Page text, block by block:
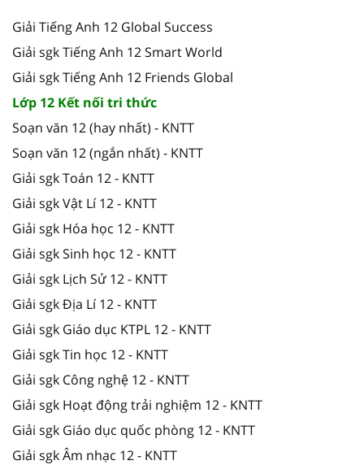
Giải Tiếng Anh 12 Global Success
Giải sgk Tiếng Anh 12 Smart World
Giải sgk Tiếng Anh 12 Friends Global
Lớp 12 Kết nối tri thức
Soạn văn 12 (hay nhất) - KNTT
Soạn văn 12 (ngắn nhất) - KNTT
Giải sgk Toán 12 - KNTT
Giải sgk Vật Lí 12 - KNTT
Giải sgk Hóa học 12 - KNTT
Giải sgk Sinh học 12 - KNTT
Giải sgk Lịch Sử 12 - KNTT
Giải sgk Địa Lí 12 - KNTT
Giải sgk Giáo dục KTPL 12 - KNTT
Giải sgk Tin học 12 - KNTT
Giải sgk Công nghệ 12 - KNTT
Giải sgk Hoạt động trải nghiệm 12 - KNTT
Giải sgk Giáo dục quốc phòng 12 - KNTT
Giải sgk Âm nhạc 12 - KNTT